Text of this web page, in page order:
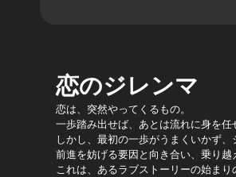
恋のジレンマ
恋は、突然やってくるもの。
一歩踏み出せば、あとは流れに身を任
しかし、最初の一歩がうまくいかず
前進を妨げる要因と向き合い、乗り越
これは、あるラブストーリーの始まり